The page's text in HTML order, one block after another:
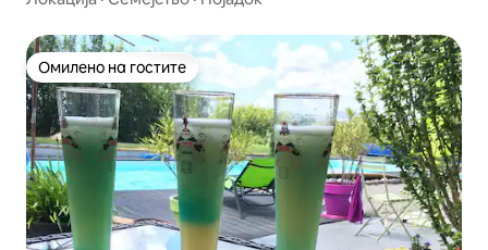
Омилено на гостите
Омилено на гостите